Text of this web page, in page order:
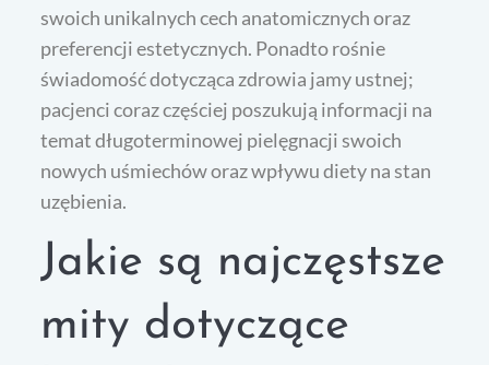
swoich unikalnych cech anatomicznych oraz
preferencji estetycznych. Ponadto rośnie
świadomość dotycząca zdrowia jamy ustnej;
pacjenci coraz częściej poszukują informacji na
temat długoterminowej pielęgnacji swoich
nowych uśmiechów oraz wpływu diety na stan
uzębienia.
Jakie są najczęstsze
mity dotyczące